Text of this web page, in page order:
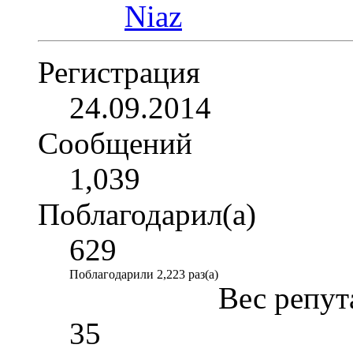
Регистрация
24.09.2014
Сообщений
1,039
Поблагодарил(а)
629
Поблагодарили 2,223 раз(а)
Вес
35